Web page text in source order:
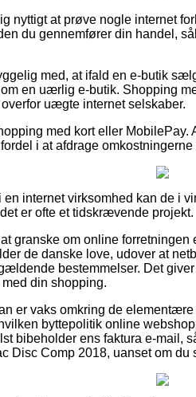
nyttigt at prøve nogle internet
du gennemfører din handel,
med, at ifald en e-butik
en uærlig e-butik. Shopping
uægte internet selskaber.
med kort eller
i at afdrage
en internet virksomhed kan de i
er ofte et tidskrævende projekt.
granske om online
de danske love, udover at
bestemmelser. Det
din shopping.
er vaks omkring de
byttepolitik online
bibeholder ens faktura e-mail,
Disc Comp 2018, uanset om du